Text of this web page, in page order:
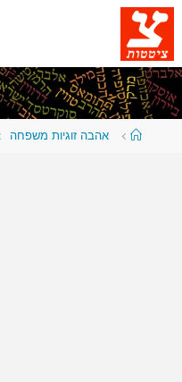
דלגו
לתוכן
עמודאהבה זוגיות משפחה